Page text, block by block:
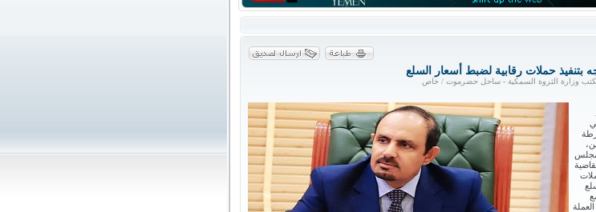
حملات رقابية لضبط أسعار السلع
وزارة الثروة السمكية - ساحل حضرموت / خاص
مجلس